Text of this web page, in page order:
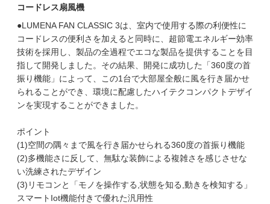
コードレス扇風機
●LUMENA FAN CLASSIC 3は、室内で使用する際の利便性に
コードレスの便利さを加えると同時に、超節電エネルギー効率
技術を採用し、製品の全過程でエコな製品を提供することを目
指して開発しました。その結果、開発に成功した「360度の首
振り機能」によって、この1台で大部屋全般に風を行き届かせ
られることができ、環境に配慮したハイテクコンパクトデザイ
ンを実現することができました。
ポイント
(1)空間の隅々まで風を行き届かせられる360度の首振り機能
(2)多機能さに反して、無駄な装飾による複雑さを感じさせな
い洗練されたデザイン
(3)リモコンと「モノを操作する,状態を知る,動きを検知する」
スマートIot機能付きで優れた汎用性